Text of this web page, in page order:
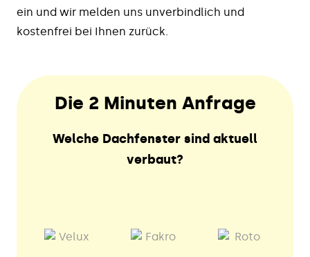
ein und wir melden uns unverbindlich und
kostenfrei bei Ihnen zurück.
Die 2 Minuten Anfrage
Welche Dachfenster sind aktuell
verbaut?